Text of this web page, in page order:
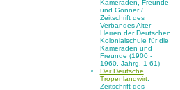
Kameraden, Freunde
und Gönner /
Zeitschrift des
Verbandes Alter
Herren der Deutschen
Kolonialschule für die
Kameraden und
Freunde (1900 -
1960, Jahrg. 1-61)
Der Deutsche
Tropenlandwirt:
Zeitschrift des